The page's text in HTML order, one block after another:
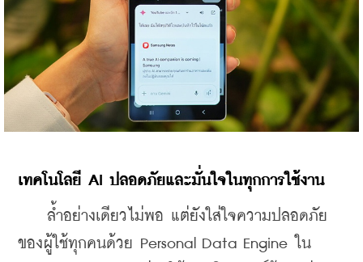
เทคโนโลยี AI ปลอดภัยและมั่นใจในทุกการใช้งาน
ล้ำอย่างเดียวไม่พอ แต่ยังใส่ใจความปลอดภัย
ของผู้ใช้ทุกคนด้วย Personal Data Engine ใน